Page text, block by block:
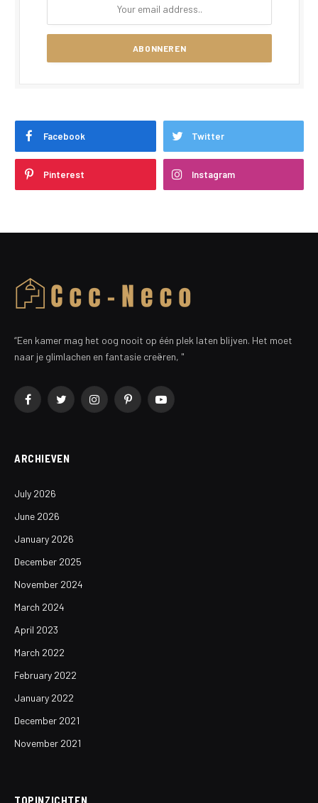
Facebook Twitter
Pinterest Instagram
“Een kamer mag het oog nooit op één plek laten blijven. Het moet
naar je glimlachen en fantasie creëren, "
FacebookTwitterInstagramPinterestYouTube
ARCHIEVEN
July 2026
June 2026
January 2026
December 2025
November 2024
March 2024
April 2023
March 2022
February 2022
January 2022
December 2021
November 2021
TOPINZICHTEN